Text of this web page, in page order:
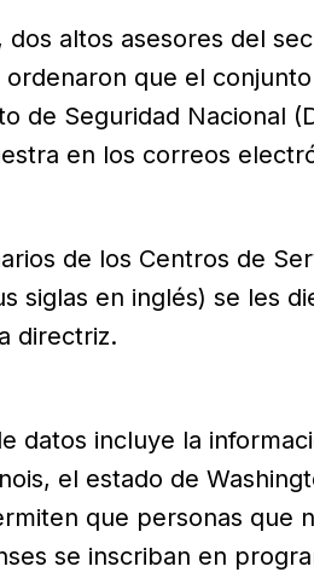
dos altos asesores del
ordenaron que el
de Seguridad Nacional
en los correos
de los Centros de
siglas en inglés) se les
directriz.
datos incluye la
el estado de
que personas que
se inscriban en